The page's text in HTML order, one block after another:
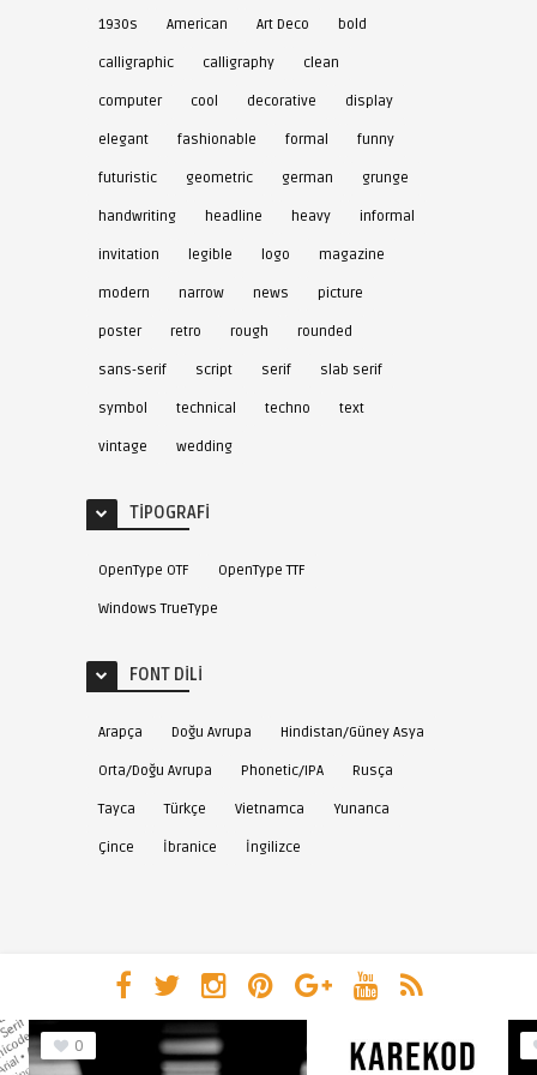
1930s American Art Deco bold
calligraphic calligraphy clean
computer cool decorative display
elegant fashionable formal funny
futuristic geometric german grunge
handwriting headline heavy informal
invitation legible logo magazine
modern narrow news picture
poster retro rough rounded
sans-serif script serif slab serif
symbol technical techno text
vintage wedding
TIPOGRAFI
OpenType OTF OpenType TTF
Windows TrueType
FONT DILI
Arapça Doğu Avrupa Hindistan/Güney Asya
Orta/Doğu Avrupa Phonetic/IPA Rusça
Tayca Türkçe Vietnamca Yunanca
Çince İbranice İngilizce
0